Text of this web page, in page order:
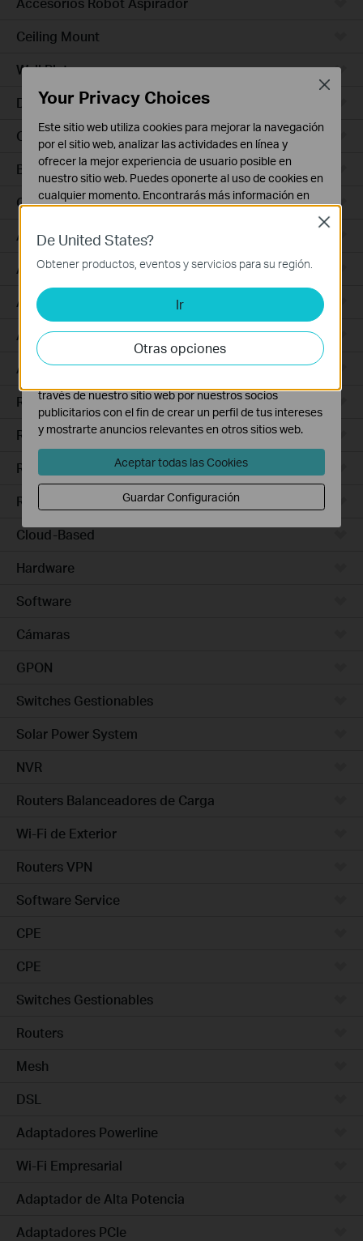
Ceiling Mount
Wall Plate
Desktop
Outdoor
Bridges
GPON
Access Plus
Aggregation
Access Max
Access
Access Pro
Routers Ethernet
Routers Wi-Fi
Routers 5G/4G
Routers Integrados
Cloud-Based
Hardware
Software
Cámaras
GPON
Switches Gestionables
Solar Power System
NVR
Routers Balanceadores de Carga
Wi-Fi de Exterior
Routers VPN
Software Service
CPE
CPE
Switches Gestionables
Routers
Mesh
DSL
Adaptadores Powerline
Wi-Fi Empresarial
Adaptador de Alta Potencia
Adaptadores PCIe
De United States?
Obtener productos, eventos y servicios para su región.
Ir
Otras opciones
Close
Your Privacy Choices
Este sitio web utiliza cookies para mejorar la navegación
por el sitio web, analizar las actividades en línea y
ofrecer la mejor experiencia de usuario posible en
nuestro sitio web. Puedes oponerte al uso de cookies en
cualquier momento. Encontrarás más información en
Cookies Básicas
Estas cookies son necesarias para el funcionamiento
del sitio web y no pueden desactivarse en tu sistema.
Cookies de Análisis y de Marketing
Las cookies de análisis nos permiten analizar tus
actividades en nuestro sitio web con el fin de mejorar y
adaptar la funcionalidad del mismo.
través de nuestro sitio web por nuestros socios
publicitarios con el fin de crear un perfil de tus intereses
y mostrarte anuncios relevantes en otros sitios web.
Aceptar todas las Cookies
Guardar Configuración
Close